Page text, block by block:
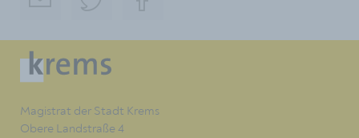
Magistrat der Stadt Krems
Obere Landstraße 4